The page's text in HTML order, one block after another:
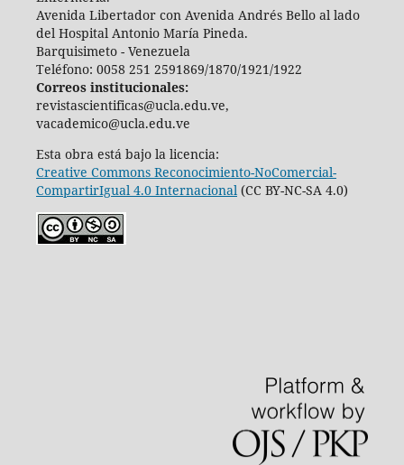
Avenida Libertador con Avenida Andrés Bello al lado
del Hospital Antonio María Pineda.
Barquisimeto - Venezuela
Teléfono: 0058 251 2591869/1870/1921/1922
Correos institucionales:
revistascientificas@ucla.edu.ve,
vacademico@ucla.edu.ve
Esta obra está bajo la licencia:
Creative Commons Reconocimiento-NoComercial-
CompartirIgual 4.0 Internacional (CC BY-NC-SA 4.0)